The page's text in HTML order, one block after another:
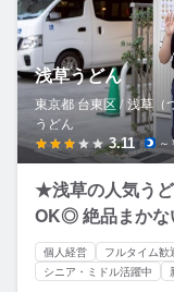
浅草うどん
東京都 台東区 / 浅草（
うどん
3.11
★浅草の人気う
OK◎ 絶品まかな
個人経営 フルタイム歓
シニア・ミドル活躍中